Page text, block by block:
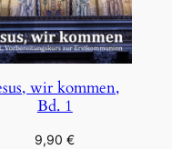
wir kommen,
Bd. 1
9,90€